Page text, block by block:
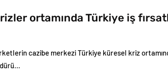
ortamında Türkiye iş
cazibe merkezi Türkiye küresel kriz